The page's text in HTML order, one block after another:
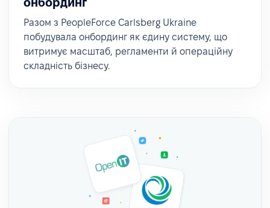
Разом з PeopleForce Carlsberg Ukraine
побудувала онбординг як єдину систему, що
витримує масштаб, регламенти й операційну
складність бізнесу.